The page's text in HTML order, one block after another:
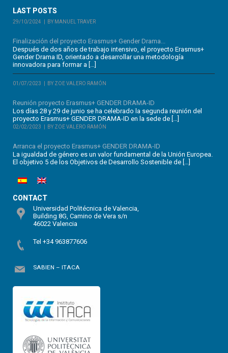
LAST POSTS
29/10/2024 BY MANUEL TRAVER
Finalización del proyecto Erasmus+ Gender Drama...
Después de dos años de trabajo intensivo, el proyecto Erasmus+
Gender Drama ID, orientado a desarrollar una metodología
innovadora para formar a […]
01/07/2023 BY ZOE VALERO RAMÓN
Reunión proyecto Erasmus+ GENDER DRAMA-ID
Los días 28 y 29 de junio se ha celebrado la segunda reunión del
proyecto Erasmus+ GENDER DRAMA-ID en la sede de […]
02/02/2023 BY ZOE VALERO RAMÓN
Arranca el proyecto Erasmus+ GENDER DRAMA-ID
La igualdad de género es un valor fundamental de la Unión Europea.
El objetivo 5 de los Objetivos de Desarrollo Sostenible de […]
CONTACT
Universidad Politécnica de Valencia,
Building 8G, Camino de Vera s/n
46022 Valencia
Tel +34 963877606
SABIEN – ITACA